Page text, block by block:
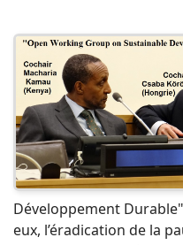
Développement
eux, l’éradication de la